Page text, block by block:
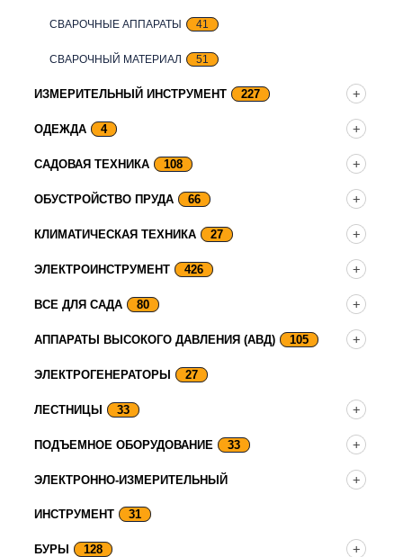
СВАРОЧНЫЕ АППАРАТЫ 41
СВАРОЧНЫЙ МАТЕРИАЛ 51
ИЗМЕРИТЕЛЬНЫЙ ИНСТРУМЕНТ 227
ОДЕЖДА 4
САДОВАЯ ТЕХНИКА 108
ОБУСТРОЙСТВО ПРУДА 66
КЛИМАТИЧЕСКАЯ ТЕХНИКА 27
ЭЛЕКТРОИНСТРУМЕНТ 426
ВСЕ ДЛЯ САДА 80
АППАРАТЫ ВЫСОКОГО ДАВЛЕНИЯ (АВД) 105
ЭЛЕКТРОГЕНЕРАТОРЫ 27
ЛЕСТНИЦЫ 33
ПОДЪЕМНОЕ ОБОРУДОВАНИЕ 33
ЭЛЕКТРОННО-ИЗМЕРИТЕЛЬНЫЙ
ИНСТРУМЕНТ 31
БУРЫ 128